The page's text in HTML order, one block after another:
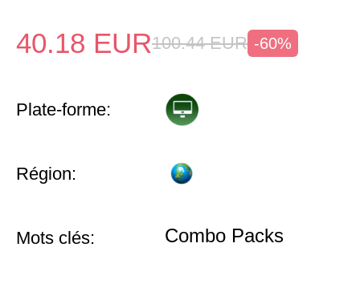
40.18 EUR100.44 EUR -60%
Plate-forme:
Région:
Mots clés: Combo Packs